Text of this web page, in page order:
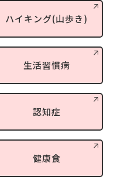
ハイキング(山歩き)
生活習慣病
認知症
健康食